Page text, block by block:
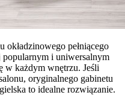
okładzinowego pełniącego
i uniwersalnym
w każdym wnętrzu. Jeśli
oryginalnego gabinetu
to idealne rozwiązanie.